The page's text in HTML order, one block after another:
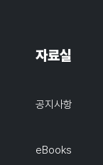
자료실
공지사항
eBooks